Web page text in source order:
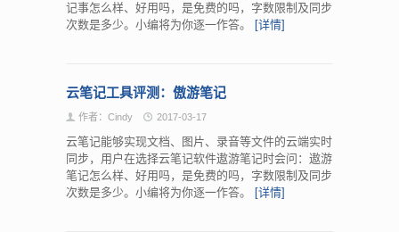
记事怎么样、好用吗，是免费的吗，字数限制及同步
次数是多少。小编将为你逐一作答。
[详情]
云笔记工具评测：傲游笔记
作者：Cindy 2017-03-17
云笔记能够实现文档、图片、录音等文件的云端实时
同步，用户在选择云笔记软件遨游笔记时会问：遨游
笔记怎么样、好用吗，是免费的吗，字数限制及同步
次数是多少。小编将为你逐一作答。
[详情]